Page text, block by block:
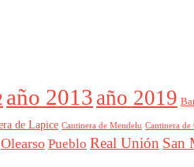
año 2013 año 2019
de Lapice Cantinera de Mendelu Cantinera de
Olearso Pueblo Real Unión San